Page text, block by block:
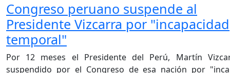
Congreso peruano suspende al
Presidente Vizcarra por "incapacidad
temporal"
Por 12 meses el Presidente del Perú, Martín
suspendido por el Congreso de esa nación por